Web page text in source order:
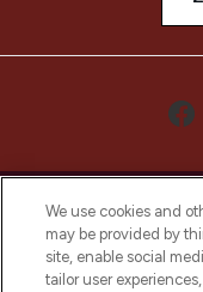
Bądź
We use cookies and
may be provided by
site, enable social
tailor user